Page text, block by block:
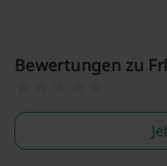
Bewertungen zu